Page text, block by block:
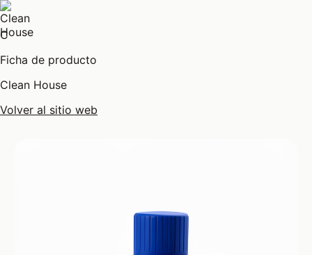
C
Ficha de producto
Clean House
Volver al sitio web